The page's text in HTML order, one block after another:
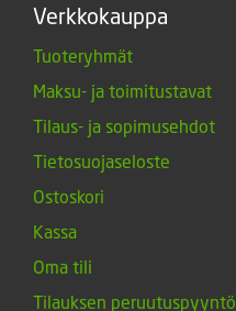
Verkkokauppa
Tuoteryhmät
Maksu- ja toimitustavat
Tilaus- ja sopimusehdot
Tietosuojaseloste
Ostoskori
Kassa
Oma tili
Tilauksen peruutuspyyntö